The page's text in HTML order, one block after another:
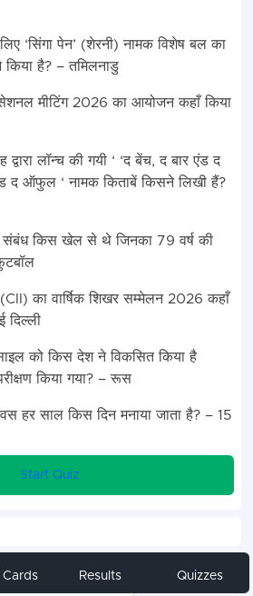
‘सिंगा पेन’ (शेरनी) नामक विशेष बल का
है? – तमिलनाडु
मीटिंग 2026 का आयोजन कहाँ किया
लॉन्च की गयी ‘ ‘द बेंच, द बार एंड द
द ऑफुल ‘ नामक किताबें किसने लिखी हैं?
संबंध किस खेल से थे जिनका 79 वर्ष की
(CII) का वार्षिक शिखर सम्मेलन 2026 कहाँ
दिल्ली
को किस देश ने विकसित किया है
किया गया? – रूस
हर साल किस दिन मनाया जाता है? – 15
Start Quiz
Results Quizzes